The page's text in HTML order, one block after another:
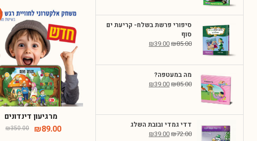
סיפורי פרשת בשלח- קריעת
ים סוף
₪85.00
₪39.00
מה במעטפה?
₪85.00
₪39.00
דדי גמדי ובובת השלג
₪72.00
₪39.00
מרגיעון דינדונים
₪350.00 ₪89.00